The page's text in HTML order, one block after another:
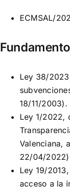
ECMSAL/
Ley 38/
18/11/2003).
Ley 1/2022,
Valenciana,
22/04/2022)
Ley 19/
acceso a la